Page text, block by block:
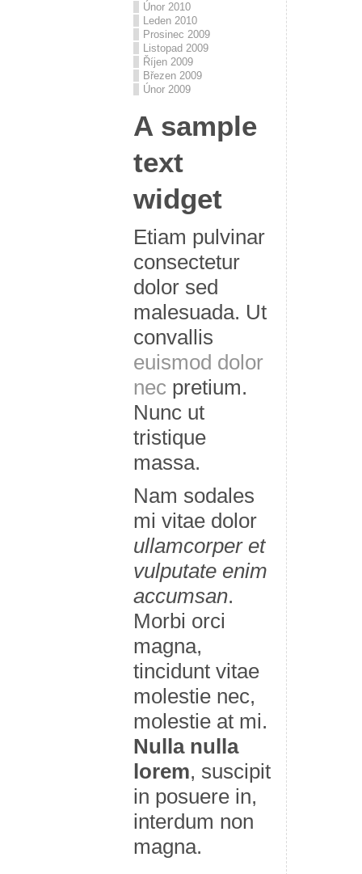
Únor 2010
Leden 2010
Prosinec 2009
Listopad 2009
Říjen 2009
Březen 2009
Únor 2009
A sample
text
widget
Etiam pulvinar
consectetur
dolor sed
malesuada. Ut
convallis
euismod dolor
nec pretium.
Nunc ut
tristique
massa.
Nam sodales
mi vitae dolor
ullamcorper et
vulputate enim
accumsan.
Morbi orci
magna,
tincidunt vitae
molestie nec,
molestie at mi.
Nulla nulla
lorem, suscipit
in posuere in,
interdum non
magna.